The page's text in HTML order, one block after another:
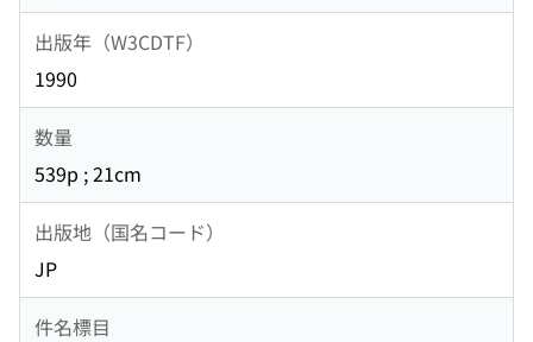
出版年（W3CDTF）
1990
数量
539p ; 21cm
出版地（国名コード）
JP
件名標目